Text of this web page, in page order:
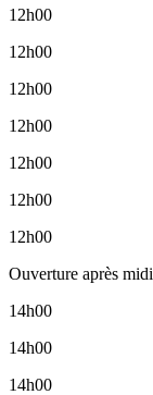
12h00
12h00
12h00
12h00
12h00
12h00
12h00
Ouverture après midi
14h00
14h00
14h00